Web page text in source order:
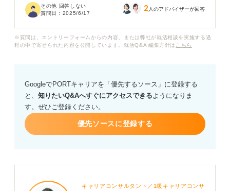
た抽象的なことしか書けそうにありません。このような
その他 回答しない
質問日： 2025/6/17 2 人のアドバイザーが回答
※質問は、エントリーフォームからの内容、または弊社が就活相談を実施する過
程の中で寄せられた内容を公開しています。就活Q&A 編集方針は こちら
GoogleでPORTキャリアを「優先するソース」に登録する
と、 知りたいQ&Aへすぐにアクセスできるようになりま
す。ぜひご登録ください。
優先ソースに登録する
キャリアコンサルタント／1級キャリアコンサ